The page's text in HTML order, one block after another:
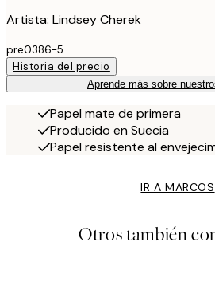
Artista: Lindsey Cherek
pre0386-5
Historia del precio
Aprende más sobre
Papel mate de primera
Producido en Suecia
Papel resistente al
IR A MARCOS
Otros también